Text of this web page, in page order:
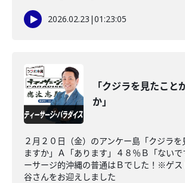
2026.02.23 |01:23:05
「クジラを見たこと
か」
２月２０日（金）のアンケー島「クジラを
ますか」Ａ「あります」４８％Ｂ「ないで
ーサージ的沖縄の普通はＢでした！※ゲス
谷さんをお迎えしました